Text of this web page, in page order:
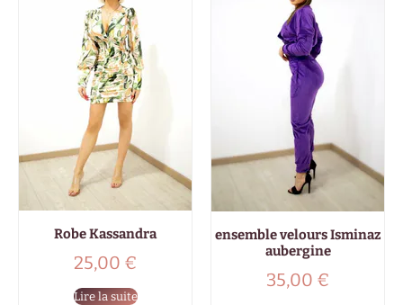
Robe Kassandra
25,00 €
Lire la suite
ensemble velours Isminaz
aubergine
35,00 €